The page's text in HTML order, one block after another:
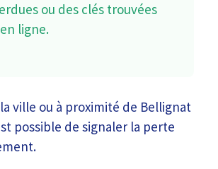
ou des clés trouvées
ligne.
ville ou à proximité de Bellignat
possible de signaler la perte